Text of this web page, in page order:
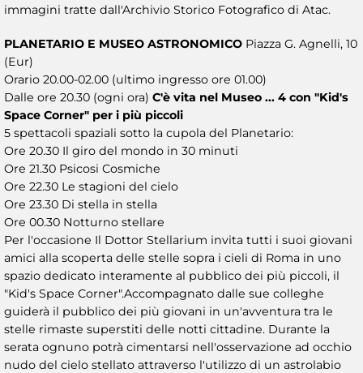
immagini tratte dall'Archivio Storico Fotografico di Atac.
PLANETARIO E MUSEO ASTRONOMICO Piazza G. Agnelli, 10
(Eur)
Orario 20.00-02.00 (ultimo ingresso ore 01.00)
Dalle ore 20.30 (ogni ora) C'è vita nel Museo ... 4 con "Kid's
Space Corner" per i più piccoli
5 spettacoli spaziali sotto la cupola del Planetario:
Ore 20.30 Il giro del mondo in 30 minuti
Ore 21.30 Psicosi Cosmiche
Ore 22.30 Le stagioni del cielo
Ore 23.30 Di stella in stella
Ore 00.30 Notturno stellare
Per l'occasione Il Dottor Stellarium invita tutti i suoi giovani
amici alla scoperta delle stelle sopra i cieli di Roma in uno
spazio dedicato interamente al pubblico dei più piccoli, il
"Kid's Space Corner".Accompagnato dalle sue colleghe
guiderà il pubblico dei più giovani in un'avventura tra le
stelle rimaste superstiti delle notti cittadine. Durante la
serata ognuno potrà cimentarsi nell'osservazione ad occhio
nudo del cielo stellato attraverso l'utilizzo di un astrolabio